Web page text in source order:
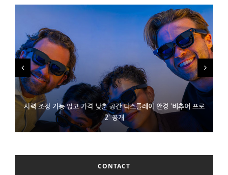
시력 조정 기능 얹고 가격 낮춘 공간 디스플레이 안경 ‘비추어 프로
2’ 공개
D램 부족에 10억달러어치 아이폰18 프로세서 패키징 대기 중
300~400달러 반지형 스피커 준비하는 오픈AI
CONTACT